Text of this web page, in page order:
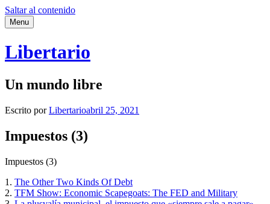
Saltar al contenido
Menu
Libertario
Un mundo libre
Escrito porLibertarioabril 25, 2021
Impuestos (3)
Impuestos (3)
1. The Other Two Kinds Of Debt
2. TFM Show: Economic Scapegoats: The FED and Military